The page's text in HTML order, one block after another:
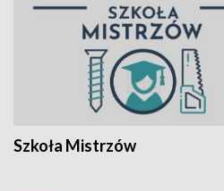
Szkoła Mistrzów